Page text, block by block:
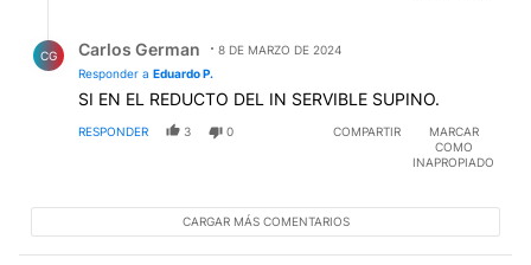
CG Carlos German
8 DE MARZO DE 2024
Responder a Eduardo P.
SI EN EL REDUCTO DEL IN SERVIBLE SUPINO.
RESPONDER 3 0 COMPARTIR
MARCAR
COMO
INAPROPIADO
CARGAR MÁS COMENTARIOS